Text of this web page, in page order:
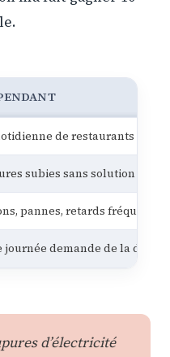
de restaurants
subies sans solution
pannes, retards fréquents
journée demande de la
d’électricité